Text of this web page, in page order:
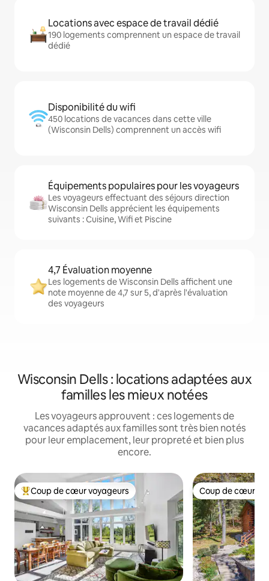
Locations avec espace de travail dédié
190 logements comprennent un espace de travail
dédié
Disponibilité du wifi
450 locations de vacances dans cette ville
(Wisconsin Dells) comprennent un accès wifi
Équipements populaires pour les voyageurs
Les voyageurs effectuant des séjours direction
Wisconsin Dells apprécient les équipements
suivants : Cuisine, Wifi et Piscine
4,7 Évaluation moyenne
Les logements de Wisconsin Dells affichent une
note moyenne de 4,7 sur 5, d'après l'évaluation
des voyageurs
Wisconsin Dells : locations adaptées aux
familles les mieux notées
Les voyageurs approuvent : ces logements de
vacances adaptés aux familles sont très bien notés
pour leur emplacement, leur propreté et bien plus
encore.
Coups de cœur voyageurs les plus appréciés
Coup de cœur voyageurs Coup de cœur
Coup de cœur